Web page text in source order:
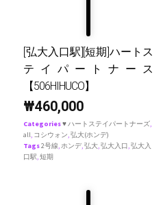
[弘大入口駅][短期]ハートス
テイパートナース
【506HIHUCO】
₩460,000
Categories♥ ハートステイパートナーズ,
all, コシウォン,弘大(ホンデ)
Tags2号線,ホンデ,弘大,弘大入口,弘大入
口駅,短期